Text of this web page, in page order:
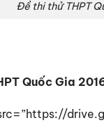
Đề thi thử THPT
Quốc Gia